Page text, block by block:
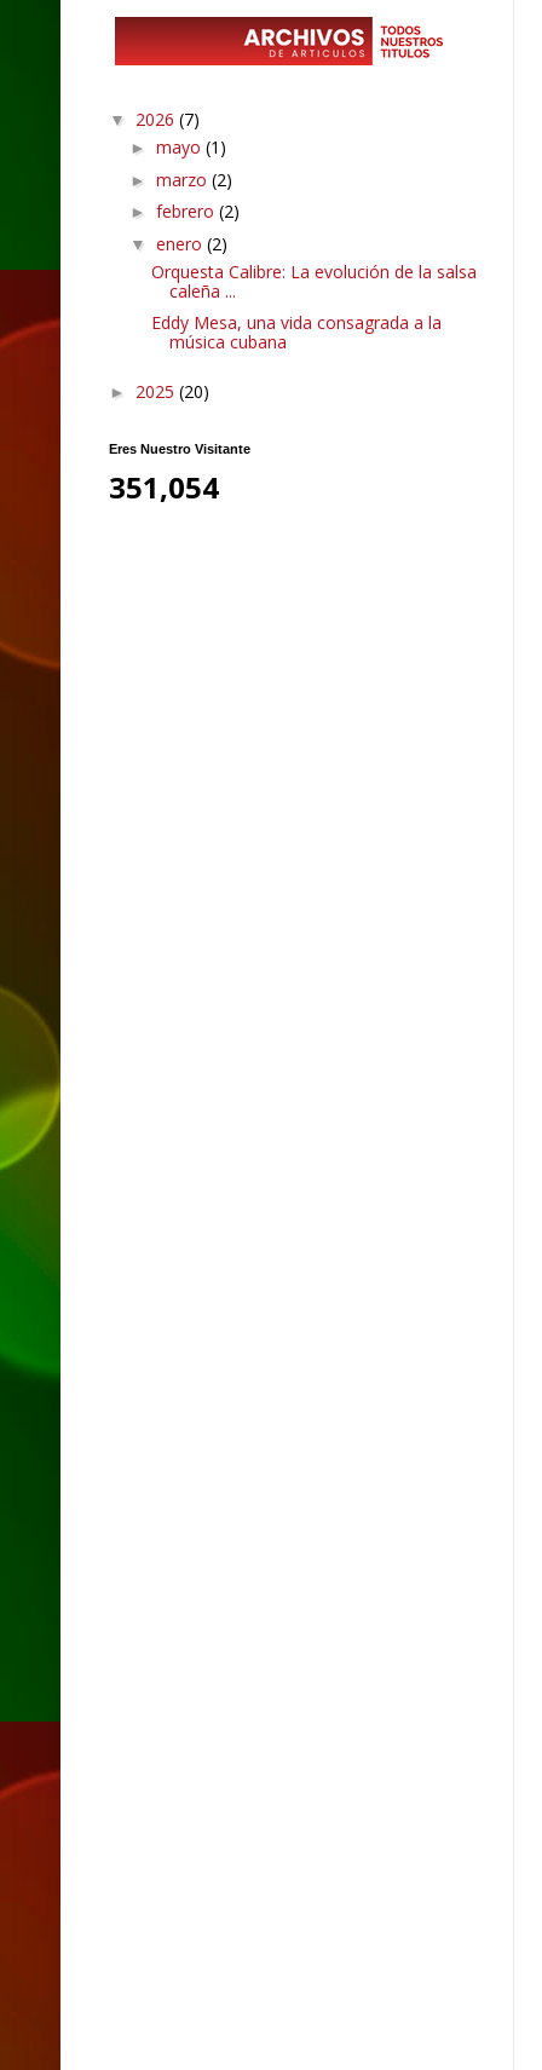
▼ 2026 (7)
► mayo (1)
► marzo (2)
► febrero (2)
▼ enero (2)
Orquesta Calibre: La evolución de la salsa
caleña ...
Eddy Mesa, una vida consagrada a la
música cubana
► 2025 (20)
Eres Nuestro Visitante
351,054